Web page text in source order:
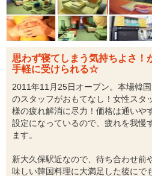
思わず寝てしまう気持ちよさ！
手軽に受けられる☆
2011年11月25日オープン。本場韓
のスタッフがおもてなし！女性ス
様の疲れ解消に尽力！価格は通いや
設定になっているので、疲れを我慢
ます。
新大久保駅近なので、待ち合わせ前
味しい韓国料理に大満足した後にで